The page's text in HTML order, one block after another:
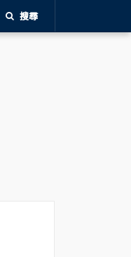
搜尋